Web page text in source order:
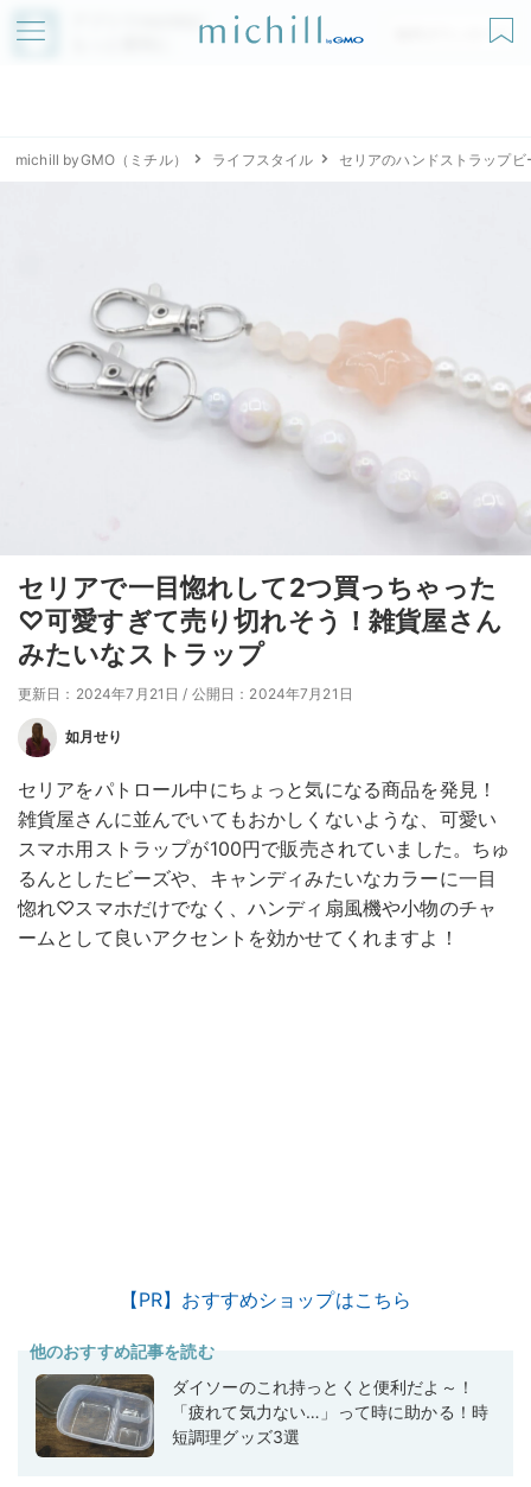
アプリでmichillが
無料ダウンロード
michill byGMO（ミチル） ライフスタイル セリアのハンドストラップビ
セリアで一目惚れして2つ買っちゃった
♡可愛すぎて売り切れそう！雑貨屋さん
みたいなストラップ
更新日：2024年7月21日 / 公開日：2024年7月21日
如月せり
セリアをパトロール中にちょっと気になる商品を発見！
雑貨屋さんに並んでいてもおかしくないような、可愛い
スマホ用ストラップが100円で販売されていました。ちゅ
るんとしたビーズや、キャンディみたいなカラーに一目
惚れ♡スマホだけでなく、ハンディ扇風機や小物のチャ
ームとして良いアクセントを効かせてくれますよ！
【PR】おすすめショップはこちら
他のおすすめ記事を読む
ダイソーのこれ持っとくと便利だよ～！
「疲れて気力ない…」って時に助かる！時
短調理グッズ3選